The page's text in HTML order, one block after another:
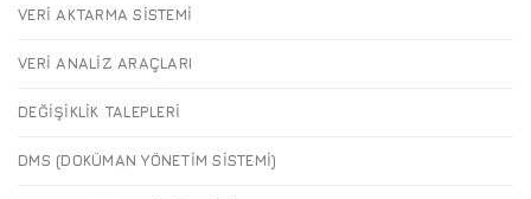
VERI AKTARMA SISTEMI
VERI ANALIZ ARAÇLARI
DEĞIŞIKLIK TALEPLERI
DMS (DOKÜMAN YÖNETIM SISTEMI)